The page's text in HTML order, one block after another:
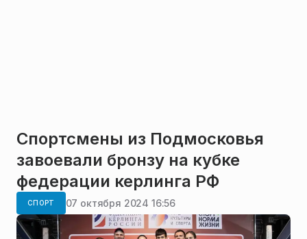
Спортсмены из Подмосковья
завоевали бронзу на кубке
федерации керлинга РФ
СПОРТ 07 октября 2024 16:56